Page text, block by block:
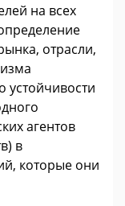
на всех
отрасли,
устойчивости
агентов
в
которые они